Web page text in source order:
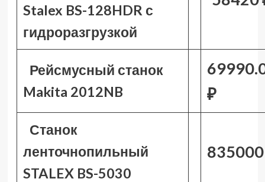
Stalex BS-128HDR с
гидроразгрузкой
Рейсмусный станок
Makita 2012NB
₽
Станок
ленточнопильный
STALEX BS-5030